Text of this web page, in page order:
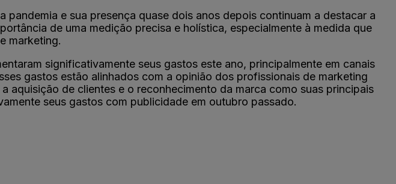
e sua presença quase dois anos depois continuam a destacar a
de uma medição precisa e holística, especialmente à medida que
marketing.
significativamente seus gastos este ano, principalmente em canais
gastos estão alinhados com a opinião dos profissionais de marketing
aquisição de clientes e o reconhecimento da marca como suas principais
seus gastos com publicidade em outubro passado.